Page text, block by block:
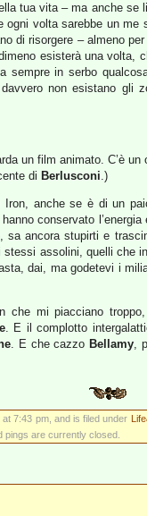
tua vita – ma anche
volta sarebbe un
di risorgere – almeno
esisterà una volta,
sempre in serbo
non esistano gli
un film animato. C’è
di Berlusconi.)
anche se è di un
conservato
sa ancora stupirti e
assolini, quelli che
dai, ma godetevi i
che mi piacciano
. E il complotto
. E che cazzo Bellamy,
7:43 pm, and is filed under
pings are currently closed.